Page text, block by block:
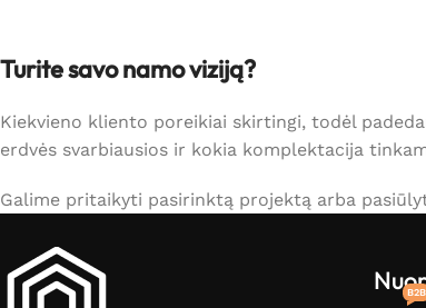
Turite savo namo viziją?
Kiekvieno kliento poreikiai skirtingi, todėl
erdvės svarbiausios ir kokia komplektacija
Galime pritaikyti pasirinktą projektą arba
B2B